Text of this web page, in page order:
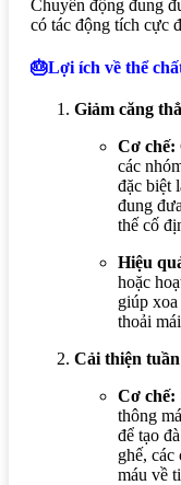
Chuyển động đung
có tác động tích cực
🎂Lợi ích về thể
Giảm căng
Cơ chế:
các
đặc biệt
đung
thế cố
Hiệu
hoặc
giúp
thoải
Cải thiện
Cơ chế:
thông
để tạo
ghế, các
máu về